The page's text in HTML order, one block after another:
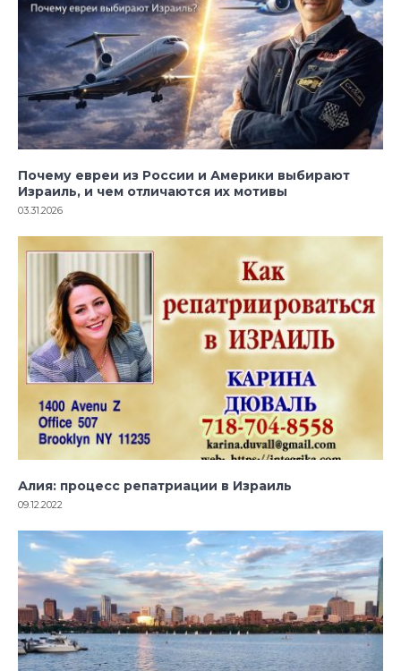
Почему евреи из России и Америки выбирают
Израиль, и чем отличаются их мотивы
03.31.2026
Алия: процесс репатриации в Израиль
09.12.2022